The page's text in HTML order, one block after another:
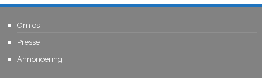
Om os
Presse
Annoncering